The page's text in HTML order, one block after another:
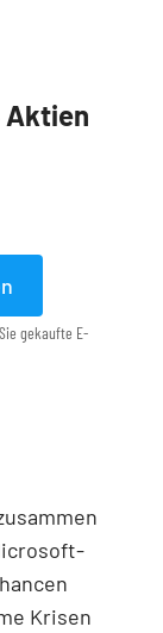
Aktien
gekaufte E-
Krisen